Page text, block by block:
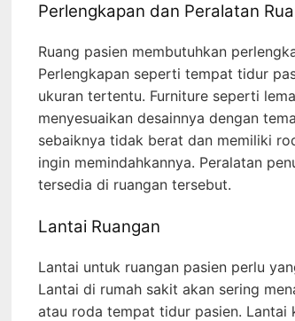
Perlengkapan dan Peralatan
Ruang pasien membutuhkan
Perlengkapan seperti tempat tidur
ukuran tertentu. Furniture seperti
menyesuaikan desainnya dengan
sebaiknya tidak berat dan memiliki
ingin memindahkannya. Peralatan
tersedia di ruangan tersebut.
Lantai Ruangan
Lantai untuk ruangan pasien perlu
Lantai di rumah sakit akan sering
atau roda tempat tidur pasien. Lantai